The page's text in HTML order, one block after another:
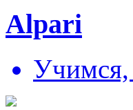
Alpari
Учимся,